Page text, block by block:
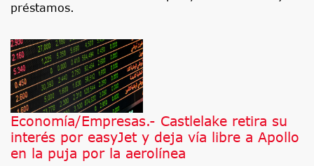
préstamos.
Economía/Empresas.- Castlelake retira su
interés por easyJet y deja vía libre a Apollo
en la puja por la aerolínea